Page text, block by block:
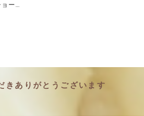
きありがとうございます